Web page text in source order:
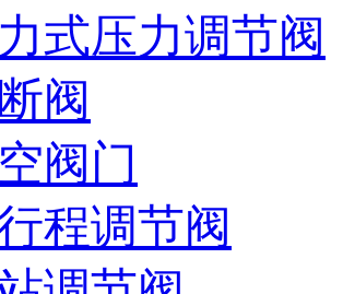
式压力调节阀
阀
阀门
程调节阀